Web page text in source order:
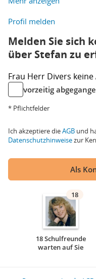
Profil melden
Melden Sie sich
über Stefan zu
Frau Herr Divers keine
vorzeitig
* Pflichtfelder
Ich akzeptiere dieAGB und
Datenschutzhinweisezur
Als
18
18 Schulfreunde
warten auf Sie